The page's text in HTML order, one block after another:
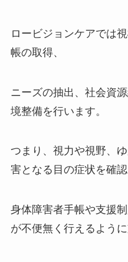
ロービジョンケアでは
帳の取得、
ニーズの抽出、社会資
境整備を行います。
つまり、視力や視野、
害となる目の症状を確
身体障害者手帳や支援
が不便無く行えるよう